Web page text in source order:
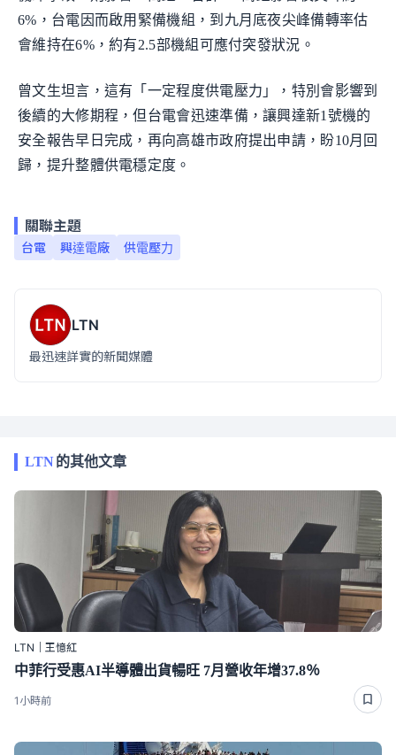
6%，台電因而啟用緊備機組，到九月底夜尖峰備轉率估
會維持在6%，約有2.5部機組可應付突發狀況。
曾文生坦言，這有「一定程度供電壓力」，特別會影響到
後續的大修期程，但台電會迅速準備，讓興達新1號機的
安全報告早日完成，再向高雄市政府提出申請，盼10月回
歸，提升整體供電穩定度。
關聯主題
台電 興達電廠 供電壓力
LTN
最迅速詳實的新聞媒體
LTN的其他文章
LTN｜王憶紅
中菲行受惠AI半導體出貨暢旺 7月營收年增37.8％
1小時前